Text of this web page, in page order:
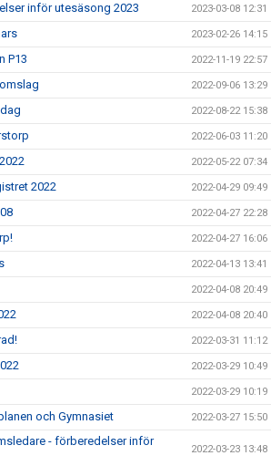
inför utesäsong 2023 2023-03-08 12:31
2023-02-26 14:15
P13 2022-11-19 22:57
2022-09-06 13:29
2022-08-22 15:38
2022-06-03 11:20
2022-05-22 07:34
2022 2022-04-29 09:49
2022-04-27 22:28
2022-04-27 16:06
2022-04-13 13:41
2022-04-08 20:49
2022-04-08 20:40
2022-03-31 11:12
2022-03-29 10:49
2022-03-29 10:19
och Gymnasiet 2022-03-27 15:50
- förberedelser inför
2022-03-23 13:48